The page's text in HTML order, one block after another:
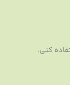
کنی.